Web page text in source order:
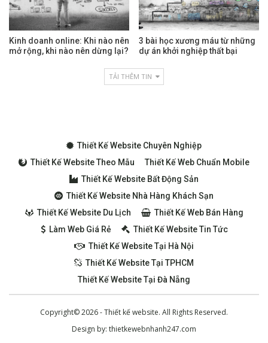
Kinh doanh online: Khi nào nên
mở rộng, khi nào nên dừng lại?
3 bài học xương máu từ những
dự án khởi nghiệp thất bại
TẢI THÊM TIN
Thiết Kế Website Chuyên Nghiệp
Thiết Kế Website Theo Mẫu
Thiết Kế Web Chuẩn Mobile
Thiết Kế Website Bất Động Sản
Thiết Kế Website Nhà Hàng Khách Sạn
Thiết Kế Website Du Lịch
Thiết Kế Web Bán Hàng
Làm Web Giá Rẻ
Thiết Kế Website Tin Tức
Thiết Kế Website Tại Hà Nội
Thiết Kế Website Tại TPHCM
Thiết Kế Website Tại Đà Nẵng
Copyright© 2026 - Thiết kế website. All Rights Reserved.
Design by: thietkewebnhanh247.com